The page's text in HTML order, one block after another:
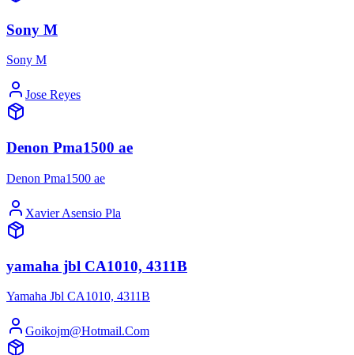
Sony M
Sony M
Jose Reyes
Denon Pma1500 ae
Denon Pma1500 ae
Xavier Asensio Pla
yamaha jbl CA1010, 4311B
Yamaha Jbl CA1010, 4311B
Goikojm@Hotmail.Com